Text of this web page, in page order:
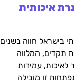
איכותית
בישראל חווה בשנים
תקדים, המלווה
לאיכות, עמידות
זו מובילה